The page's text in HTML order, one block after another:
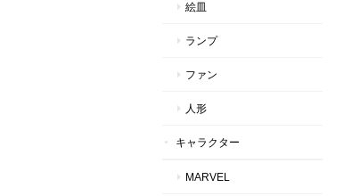
絵皿
ランプ
ファン
人形
キャラクター
MARVEL